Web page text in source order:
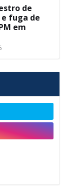
de
e fuga de
em